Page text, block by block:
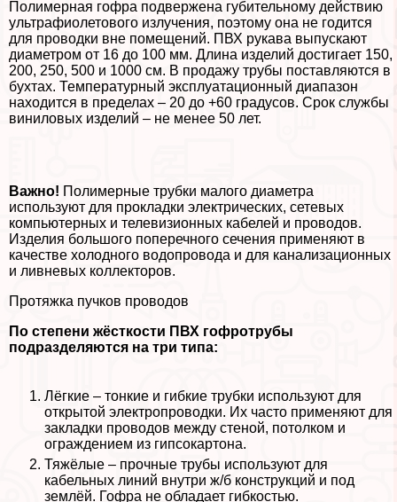
Полимерная гофра подвержена губительному действию
ультрафиолетового излучения, поэтому она не годится
для проводки вне помещений. ПВХ рукава выпускают
диаметром от 16 до 100 мм. Длина изделий достигает 150,
200, 250, 500 и 1000 см. В продажу трубы поставляются в
бухтах. Температурный эксплуатационный диапазон
находится в пределах – 20 до +60 градусов. Срок службы
виниловых изделий – не менее 50 лет.
Важно! Полимерные трубки малого диаметра
используют для прокладки электрических, сетевых
компьютерных и телевизионных кабелей и проводов.
Изделия большого поперечного сечения применяют в
качестве холодного водопровода и для канализационных
и ливневых коллекторов.
Протяжка пучков проводов
По степени жёсткости ПВХ гофротрубы
подразделяются на три типа:
Лёгкие – тонкие и гибкие трубки используют для
открытой электропроводки. Их часто применяют для
закладки проводов между стеной, потолком и
ограждением из гипсокартона.
Тяжёлые – прочные трубы используют для
кабельных линий внутри ж/б конструкций и под
землёй. Гофра не обладает гибкостью.